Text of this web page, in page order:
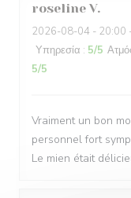
roseline V
2026-08-04 - 20:00
Υπηρεσία : 5/5
5/5
Vraiment un bon
personnel fort
Le mien était